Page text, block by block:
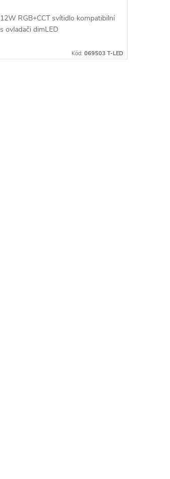
12W RGB+CCT svítidlo kompatibilní
s ovladači dimLED
Kód: 069503 T-LED